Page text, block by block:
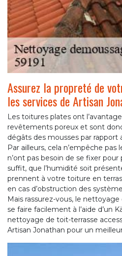
Assurez la propreté de
les services de Artisan
Les toitures plates ont
revêtements poreux et sont
dégâts des mousses par rapport
Par ailleurs, cela n’empêche pas
n’ont pas besoin de se fixer
suffit, que l’humidité soit
prennent à votre toiture en
en cas d’obstruction des
Mais rassurez-vous, le
se faire facilement à l’aide d’un
nettoyage de toit-terrasse
Artisan Jonathan pour un